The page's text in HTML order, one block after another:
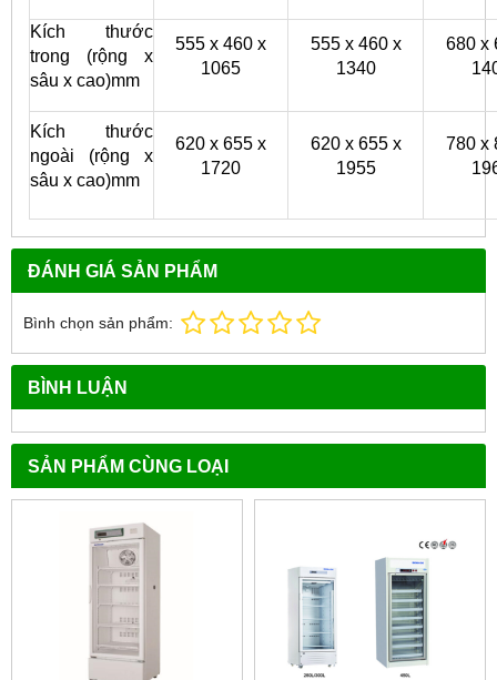
Kích thước
trong (rộng x
sâu x cao)mm
555 x 460 x
1065
555 x 460 x
1340
680 x
Kích thước
ngoài (rộng x
sâu x cao)mm
620 x 655 x
1720
620 x 655 x
1955
780 x
ĐÁNH GIÁ SẢN PHẨM
Bình chọn sản phẩm:
BÌNH LUẬN
SẢN PHẨM CÙNG LOẠI